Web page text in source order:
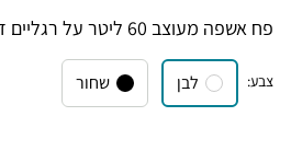
פח אשפה מעוצב 60 ליטר על רגליים דגם פרימיום
צבע: לבן שחור